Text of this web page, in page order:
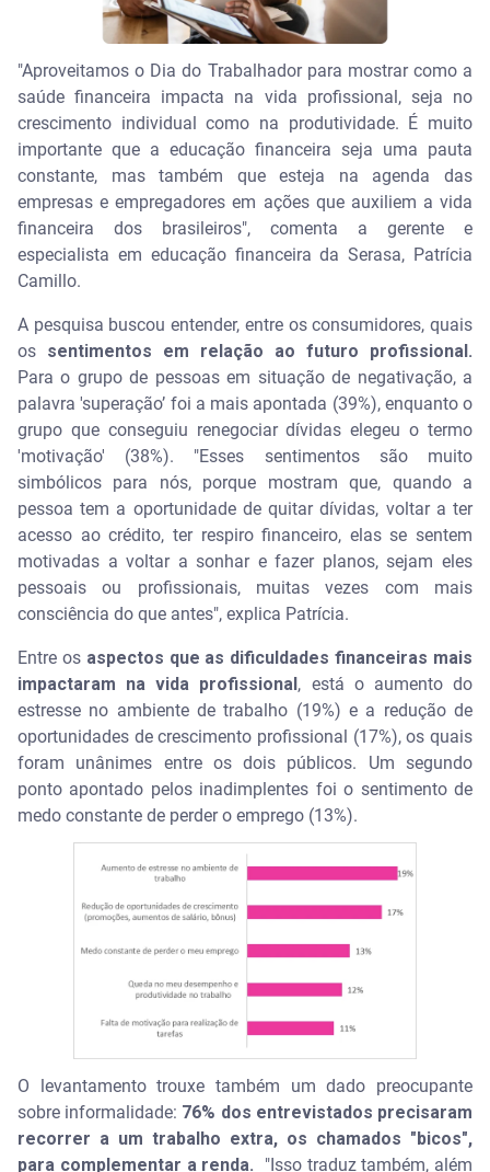
"Aproveitamos o Dia do Trabalhador para mostrar como a
saúde financeira impacta na vida profissional, seja no
crescimento individual como na produtividade. É muito
importante que a educação financeira seja uma pauta
constante, mas também que esteja na agenda das
empresas e empregadores em ações que auxiliem a vida
financeira dos brasileiros", comenta a gerente e
especialista em educação financeira da Serasa, Patrícia
Camillo.
A pesquisa buscou entender, entre os consumidores, quais
os sentimentos em relação ao futuro profissional.
Para o grupo de pessoas em situação de negativação, a
palavra 'superação’ foi a mais apontada (39%), enquanto o
grupo que conseguiu renegociar dívidas elegeu o termo
'motivação' (38%). "Esses sentimentos são muito
simbólicos para nós, porque mostram que, quando a
pessoa tem a oportunidade de quitar dívidas, voltar a ter
acesso ao crédito, ter respiro financeiro, elas se sentem
motivadas a voltar a sonhar e fazer planos, sejam eles
pessoais ou profissionais, muitas vezes com mais
consciência do que antes", explica Patrícia.
Entre os aspectos que as dificuldades financeiras mais
impactaram na vida profissional, está o aumento do
estresse no ambiente de trabalho (19%) e a redução de
oportunidades de crescimento profissional (17%), os quais
foram unânimes entre os dois públicos. Um segundo
ponto apontado pelos inadimplentes foi o sentimento de
medo constante de perder o emprego (13%).
O levantamento trouxe também um dado preocupante
sobre informalidade: 76% dos entrevistados precisaram
recorrer a um trabalho extra, os chamados "bicos",
para complementar a renda.
"Isso traduz também, além